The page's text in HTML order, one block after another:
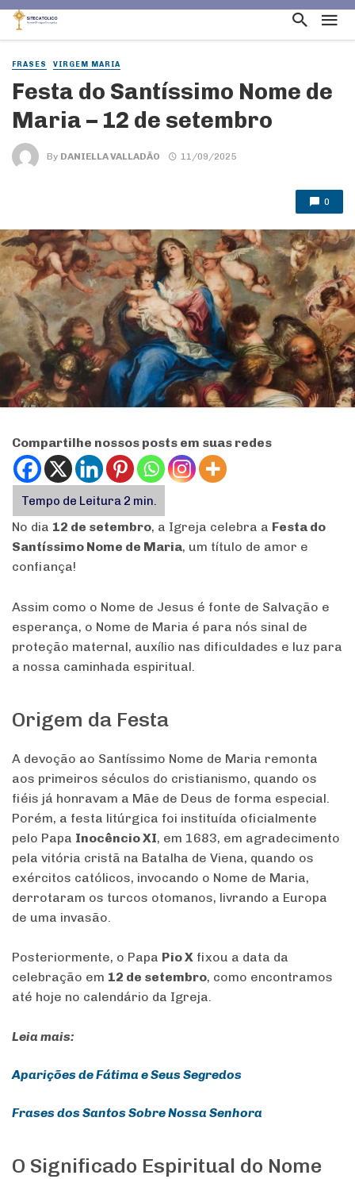
FRASES VIRGEM MARIA
Festa do Santíssimo Nome de
Maria – 12 de setembro
By DANIELLA VALLADÃO 11/09/2025
0
Compartilhe nossos posts em suas redes
No dia 12 de setembro, a Igreja celebra a Festa do
Santíssimo Nome de Maria, um título de amor e
confiança!
Assim como o Nome de Jesus é fonte de Salvação e
esperança, o Nome de Maria é para nós sinal de
proteção maternal, auxílio nas dificuldades e luz para
a nossa caminhada espiritual.
Origem da Festa
A devoção ao Santíssimo Nome de Maria remonta
aos primeiros séculos do cristianismo, quando os
fiéis já honravam a Mãe de Deus de forma especial.
Porém, a festa litúrgica foi instituída oficialmente
pelo Papa Inocêncio XI, em 1683, em agradecimento
pela vitória cristã na Batalha de Viena, quando os
exércitos católicos, invocando o Nome de Maria,
derrotaram os turcos otomanos, livrando a Europa
de uma invasão.
Posteriormente, o Papa Pio X fixou a data da
celebração em 12 de setembro, como encontramos
até hoje no calendário da Igreja.
Leia mais:
Aparições de Fátima e Seus Segredos
Frases dos Santos Sobre Nossa Senhora
O Significado Espiritual do Nome